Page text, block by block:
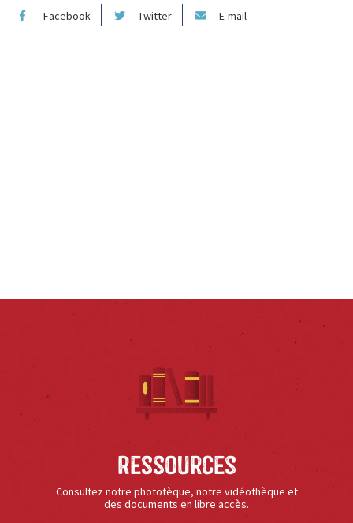
Facebook Twitter E-mail
Ressources
Consultez notre phototèque, notre vidéothèque et
des documents en libre accès.